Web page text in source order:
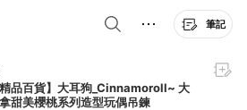
筆記
精品百貨】大耳狗_Cinnamoroll~ 大
甜美櫻桃系列造型玩偶吊鍊